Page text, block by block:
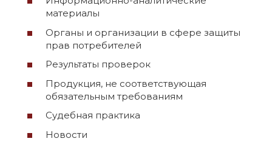
материалы
Органы и организации в сфере защиты
прав потребителей
Результаты проверок
Продукция, не соответствующая
обязательным требованиям
Судебная практика
Новости